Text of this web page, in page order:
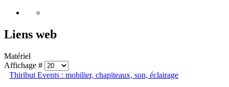
Liens web
Matériel
Affichage #
Thiribut Events : mobilier, chapiteaux, son, éclairage